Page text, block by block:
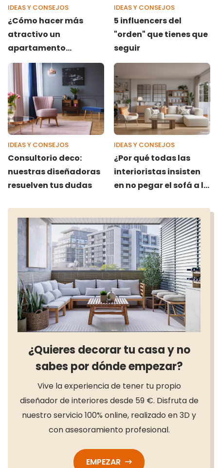
IDEAS Y CONSEJOS
¿Cómo hacer más
atractivo un
apartamento
vacacional? Aplica
estos 7 consejos
IDEAS Y CONSEJOS
5 influencers del
"orden" que tienes que
seguir
IDEAS Y CONSEJOS
Consultorio deco:
nuestras diseñadoras
resuelven tus dudas
IDEAS Y CONSEJOS
¿Por qué todas las
interioristas insisten
en no pegar el sofá a la
¿Quieres decorar tu casa y no
sabes por dónde empezar?
Vive la experiencia de tener tu propio
diseñador de interiores desde 59 €. Disfruta de
nuestro servicio 100% online, realizado en 3D y
con asesoramiento profesional.
EMPEZAR